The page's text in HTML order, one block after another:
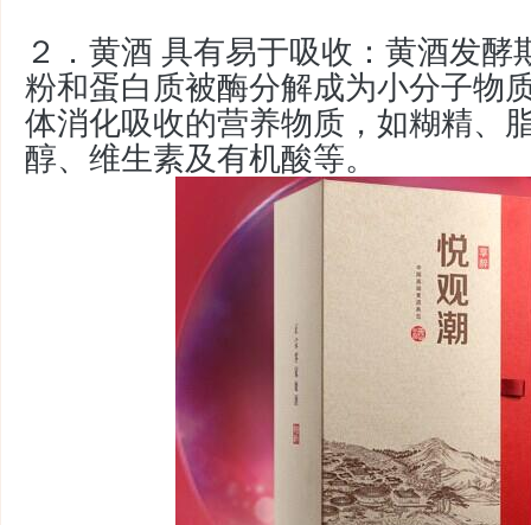
２． 黄酒 具有易于吸收：黄酒发酵
粉和蛋白质被酶分解成为小分子物
体消化吸收的营养物质，如糊精、
醇、维生素及有机酸等。